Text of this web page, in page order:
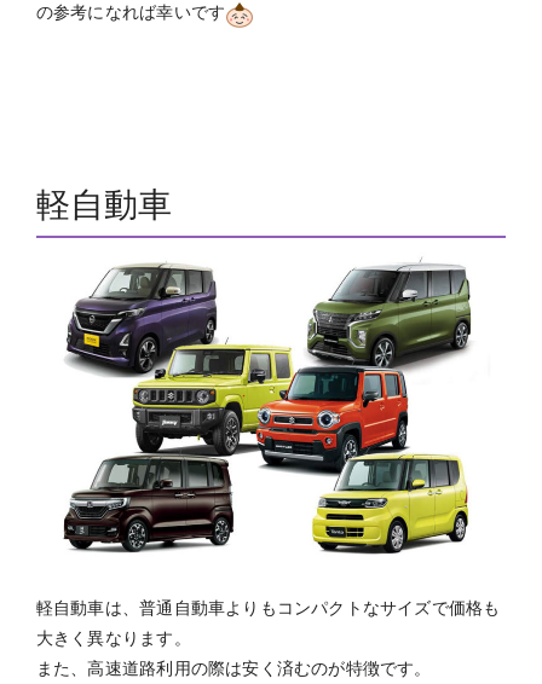
の参考になれば幸いです
軽自動車
軽自動車は、普通自動車よりもコンパクトなサイズで価格も
大きく異なります。
また、高速道路利用の際は安く済むのが特徴です。